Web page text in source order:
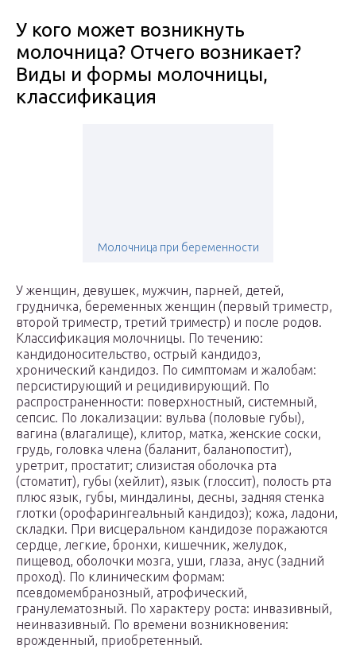
У кого может возникнуть
молочница? Отчего возникает?
Виды и формы молочницы,
классификация
Молочница при беременности
У женщин, девушек, мужчин, парней, детей,
грудничка, беременных женщин (первый триместр,
второй триместр, третий триместр) и после родов.
Классификация молочницы. По течению:
кандидоносительство, острый кандидоз,
хронический кандидоз. По симптомам и жалобам:
персистирующий и рецидивирующий. По
распространенности: поверхностный, системный,
сепсис. По локализации: вульва (половые губы),
вагина (влагалище), клитор, матка, женские соски,
грудь, головка члена (баланит, баланопостит),
уретрит, простатит; слизистая оболочка рта
(стоматит), губы (хейлит), язык (глоссит), полость рта
плюс язык, губы, миндалины, десны, задняя стенка
глотки (орофарингеальный кандидоз); кожа, ладони,
складки. При висцеральном кандидозе поражаются
сердце, легкие, бронхи, кишечник, желудок,
пищевод, оболочки мозга, уши, глаза, анус (задний
проход). По клиническим формам:
псевдомембранозный, атрофический,
гранулематозный. По характеру роста: инвазивный,
неинвазивный. По времени возникновения:
врожденный, приобретенный.